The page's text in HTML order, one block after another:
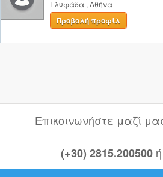
Γλυφάδα , Αθήνα
Προβολή προφίλ
Επικοινωνήστε μαζί
(+30) 2815.200500